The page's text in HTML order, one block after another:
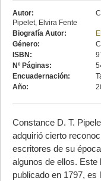
Autor:
Pipelet, Elvira Fente
Biografía Autor:
Género:
ISBN:
Nº Páginas:
Encuadernación:
Año:
Constance D. T.
adquirió cierto
escritores de su
algunos de ellos.
publicado en 1797,